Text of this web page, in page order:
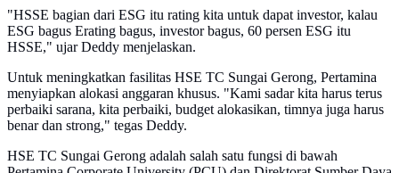
"HSSE bagian dari ESG itu rating kita untuk dapat investor, kalau
ESG bagus Erating bagus, investor bagus, 60 persen ESG itu
HSSE," ujar Deddy menjelaskan.
Untuk meningkatkan fasilitas HSE TC Sungai Gerong, Pertamina
menyiapkan alokasi anggaran khusus. "Kami sadar kita harus terus
perbaiki sarana, kita perbaiki, budget alokasikan, timnya juga harus
benar dan strong," tegas Deddy.
HSE TC Sungai Gerong adalah salah satu fungsi di bawah